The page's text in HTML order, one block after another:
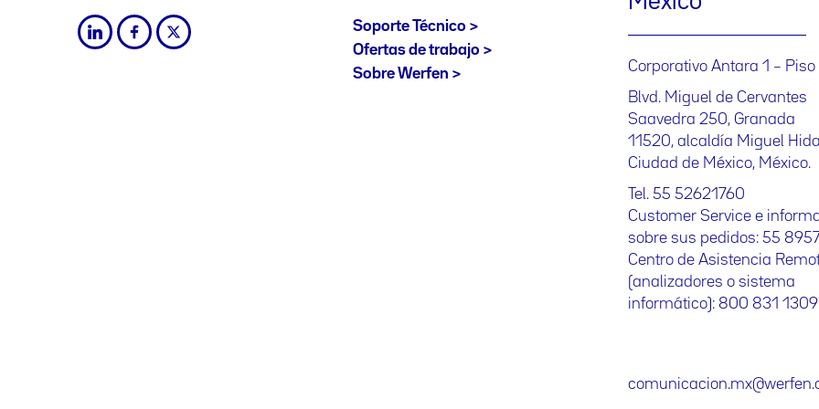
ii. Formación de expedientes para licitaciones;
iii. Envío de información de productos y servicios proporcionados
iv. Para la conclusión del procedimiento de registro y
v. Cualquier tipo de relación contractual con “Werfen México”.
De manera secundaria, sus datos personales serán tratados
Si usted no desea que sus datos sean utilizados para las
manera expresa utilizando cualquiera de los medios
Asimismo, hacemos de su conocimiento que sus Datos
grupos comerciales distintos a “Werfen México”, nacionales o
cuales ha proporcionado sus Datos Personales, sin embargo
correspondan a “Werfen México” respecto del buen manejo de
compartida con las empresas que en su momento le sea
condiciones del uso que les damos (Acceso). Además, es su
Soporte Técnico
Ofertas de trabajo
Sobre Werfen
Corporativo Antara 1 – Piso
Blvd. Miguel de Cervantes
Saavedra 250, Granada
11520, alcaldía Miguel
Ciudad de México, México.
Tel. 55 52621760
Customer Service e
sobre sus pedidos: 55
Centro de Asistencia
(analizadores o sistema
informático): 800 831 1309